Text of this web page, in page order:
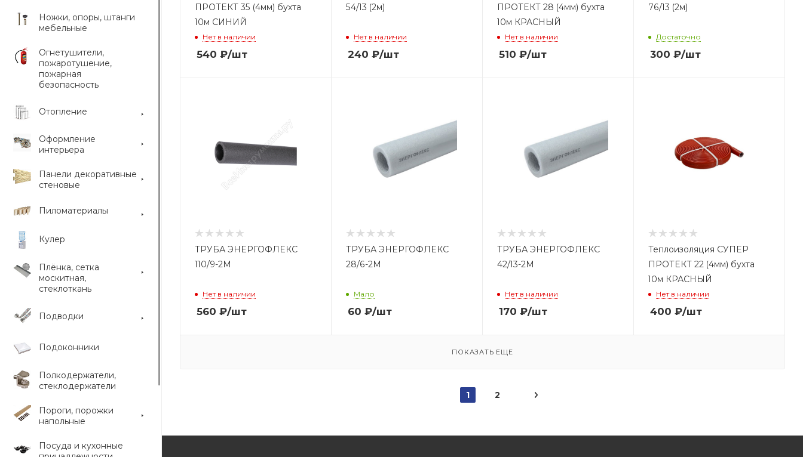
Ножки, опоры, штанги
мебельные
Огнетушители,
пожаротушение,
пожарная
безопасность
Отопление
Оформление
интерьера
Панели декоративные
стеновые
Пиломатериалы
Кулер
Плёнка, сетка
москитная,
стеклоткань
Подводки
Подоконники
Полкодержатели,
стеклодержатели
Пороги, порожки
напольные
Посуда и кухонные
ПРОТЕКТ 35 (4мм) бухта
10м СИНИЙ
Нет в наличии
540 ₽/шт
54/13 (2м)
Нет в наличии
240 ₽/шт
ПРОТЕКТ 28 (4мм) бухта
10м КРАСНЫЙ
Нет в наличии
510 ₽/шт
76/13 (2м)
Достаточно
300 ₽/шт
ТРУБА ЭНЕРГОФЛЕКС
110/9-2М
Нет в наличии
560 ₽/шт
ТРУБА ЭНЕРГОФЛЕКС
28/6-2М
Мало
60 ₽/шт
ТРУБА ЭНЕРГОФЛЕКС
42/13-2М
Нет в наличии
170 ₽/шт
Теплоизоляция СУПЕР
ПРОТЕКТ 22 (4мм) бухта
10м КРАСНЫЙ
Нет в наличии
400 ₽/шт
ПОКАЗАТЬ ЕЩЕ
1 2